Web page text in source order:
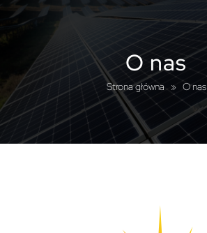
O nas
Strona główna» O nas